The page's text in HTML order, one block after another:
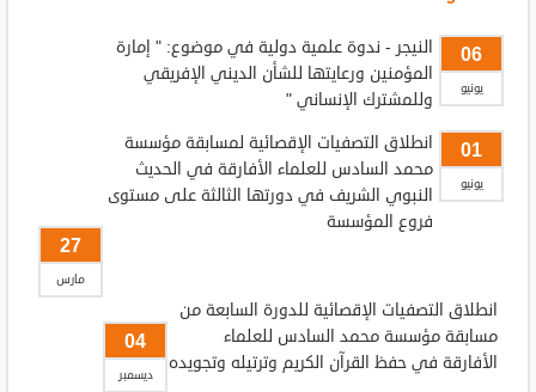
06
يونيو
النيجر - ندوة علمية دولية في موضوع: " إمارة
المؤمنين ورعايتها للشأن الديني الإفريقي
وللمشترك الإنساني "
01
يونيو
انطلاق التصفيات الإقصائية لمسابقة مؤسسة
محمد السادس للعلماء الأفارقة في الحديث
النبوي الشريف في دورتها الثالثة على مستوى
فروع المؤسسة
27
مارس
انطلاق التصفيات الإقصائية للدورة السابعة من
مسابقة مؤسسة محمد السادس للعلماء
الأفارقة في حفظ القرآن الكريم وترتيله وتجويده
04
ديسمبر